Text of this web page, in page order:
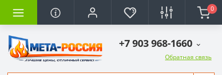
0
+7 903 968-1660
Обратная связь